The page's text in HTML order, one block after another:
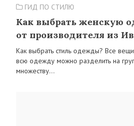
ГИД ПО СТИЛЮ
Как выбрать женскую
от производителя из
Как выбрать стиль одежды? Все
всю одежду можно разделить на
множеству…